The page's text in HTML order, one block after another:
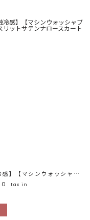
【接触冷感】【マシンウォッシャブル】スリットサテンナロースカート
tax in